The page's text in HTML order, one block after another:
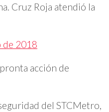
Cruz Roja atendió la
de 2018
acción de
del STCMetro,